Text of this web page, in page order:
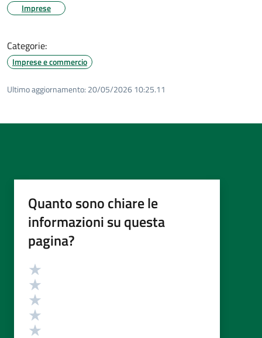
Imprese
Categorie:
Imprese e commercio
Ultimo aggiornamento: 20/05/2026 10:25.11
Quanto sono chiare le
informazioni su questa
pagina?
Valutazione